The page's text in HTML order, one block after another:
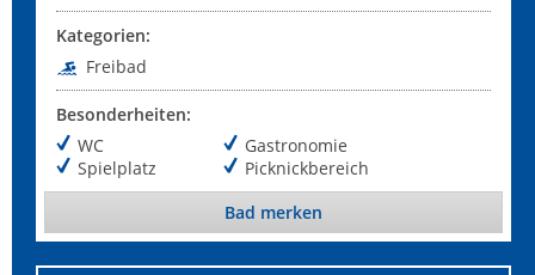
Kategorien:
Freibad
Besonderheiten:
WC
Spielplatz
Gastronomie
Picknickbereich
Bad merken